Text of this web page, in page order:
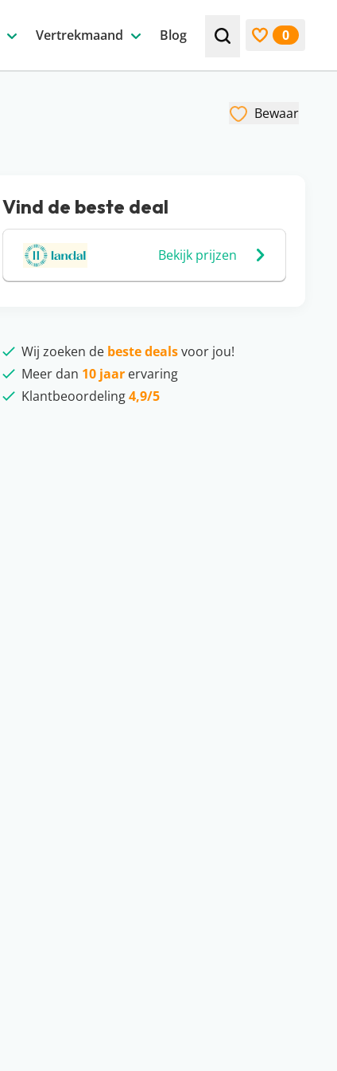
Vertrekmaand Blog Zoek bijv. een
0
Bewaar
Vind de beste deal
Bekijk prijzen
Wij zoeken de beste dealsvoor jou!
Meer dan 10 jaarervaring
Klantbeoordeling4,9/5